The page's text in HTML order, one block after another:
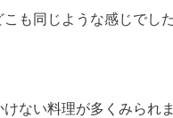
こも同じような感じでし
ない料理が多くみられま